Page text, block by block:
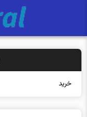
خرید بیمه: سنتی یا آنل